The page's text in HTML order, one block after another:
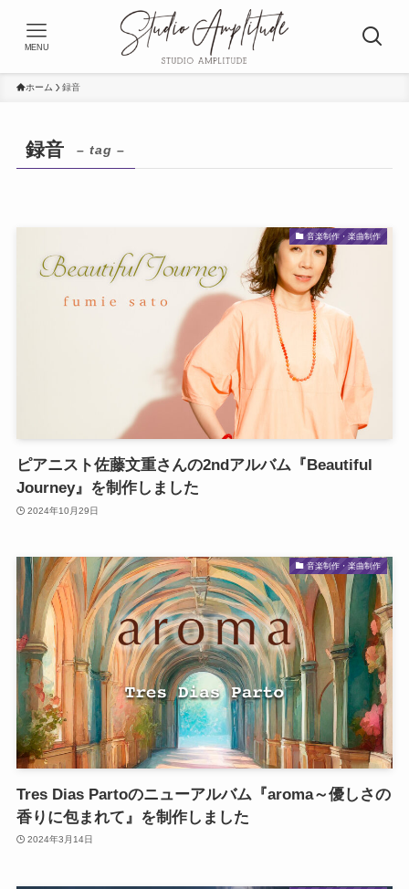
MENU
ホーム 録音
録音 – tag –
音楽制作・楽曲制作
ピアニスト佐藤文重さんの2ndアルバム『Beautiful
Journey』を制作しました
2024年10月29日
音楽制作・楽曲制作
Tres Dias Partoのニューアルバム『aroma～優しさの
香りに包まれて』を制作しました
2024年3月14日